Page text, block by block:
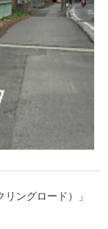
ングロード）」